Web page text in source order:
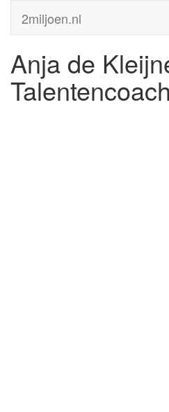
2miljoen.nl
Anja de
Talentencoach